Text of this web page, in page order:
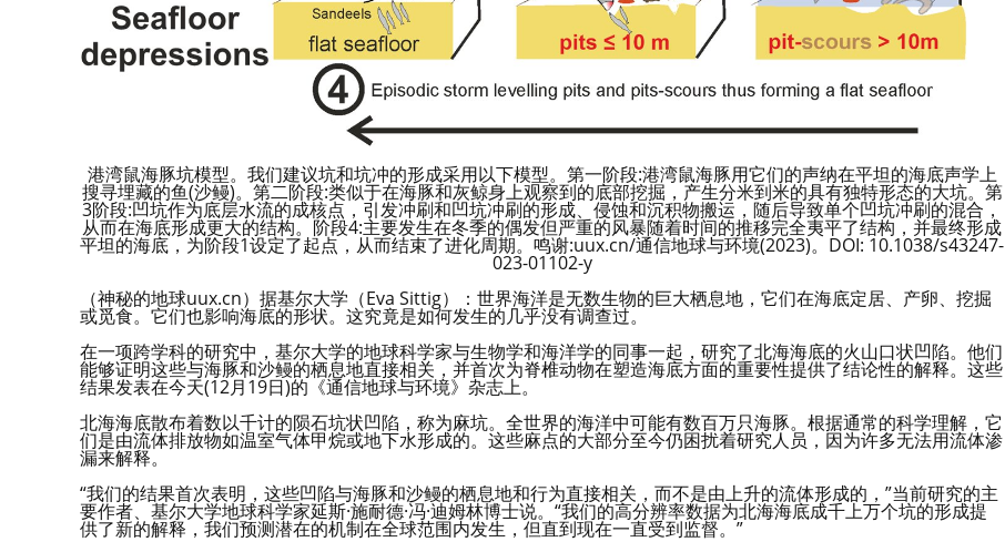
港湾鼠海豚坑模型。我们建议坑和坑冲的形成采用以下模型。第一阶段:港湾鼠海豚用它们的声纳在平坦的海底声学上
搜寻埋藏的鱼(沙鳗)。第二阶段:类似于在海豚和灰鲸身上观察到的底部挖掘，产生分米到米的具有独特形态的大坑。第
3阶段:凹坑作为底层水流的成核点，引发冲刷和凹坑冲刷的形成、侵蚀和沉积物搬运，随后导致单个凹坑冲刷的混合，
从而在海底形成更大的结构。阶段4:主要发生在冬季的偶发但严重的风暴随着时间的推移完全夷平了结构，并最终形成
平坦的海底，为阶段1设定了起点，从而结束了进化周期。鸣谢:uux.cn/通信地球与环境(2023)。DOI: 10.1038/s43247-
023-01102-y
（神秘的地球uux.cn）据基尔大学（Eva Sittig）：世界海洋是无数生物的巨大栖息地，它们在海底定居、产卵、挖掘
或觅食。它们也影响海底的形状。这究竟是如何发生的几乎没有调查过。
在一项跨学科的研究中，基尔大学的地球科学家与生物学和海洋学的同事一起，研究了北海海底的火山口状凹陷。他们
能够证明这些与海豚和沙鳗的栖息地直接相关，并首次为脊椎动物在塑造海底方面的重要性提供了结论性的解释。这些
结果发表在今天(12月19日)的《通信地球与环境》杂志上。
北海海底散布着数以千计的陨石坑状凹陷，称为麻坑。全世界的海洋中可能有数百万只海豚。根据通常的科学理解，它
们是由流体排放物如温室气体甲烷或地下水形成的。这些麻点的大部分至今仍困扰着研究人员，因为许多无法用流体渗
漏来解释。
“我们的结果首次表明，这些凹陷与海豚和沙鳗的栖息地和行为直接相关，而不是由上升的流体形成的，”当前研究的主
要作者、基尔大学地球科学家延斯·施耐德·冯·迪姆林博士说。“我们的高分辨率数据为北海海底成千上万个坑的形成提
供了新的解释，我们预测潜在的机制在全球范围内发生，但直到现在一直受到监督。”